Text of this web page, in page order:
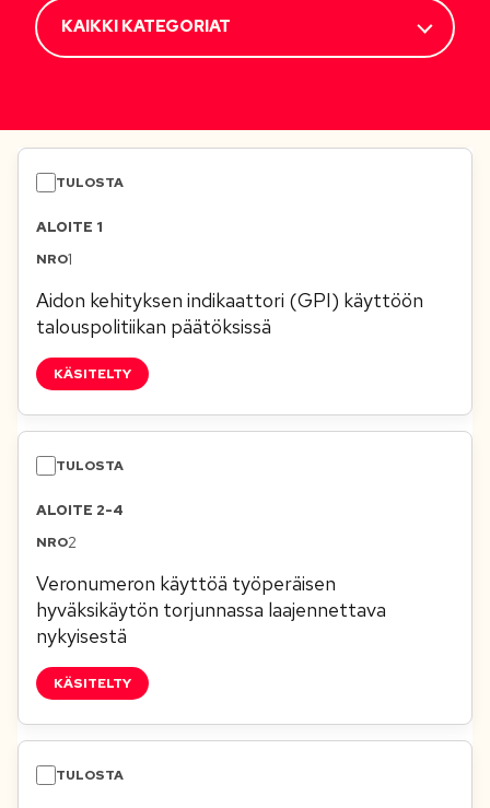
KAIKKI KATEGORIAT
ALOITE 1
1
Aidon kehityksen indikaattori (GPI) käyttöön
talouspolitiikan päätöksissä
KÄSITELTY
ALOITE 2-4
2
Veronumeron käyttöä työperäisen
hyväksikäytön torjunnassa laajennettava
nykyisestä
KÄSITELTY